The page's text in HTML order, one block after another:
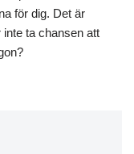
för dig. Det är
ta chansen att